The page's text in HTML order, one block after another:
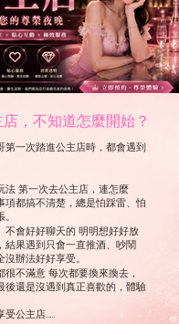
，不知道怎麼開始？
第一次踏進公主店時，都會遇到
法 第一次去公主店，連怎麼
項都搞不清楚，總是怕踩雷、怕
不會好好聊天的 明明想好好放
結果遇到只會一直推酒、吵鬧
辦法好好享受。
不滿意 每次都要換來換去，
後還是沒遇到真正喜歡的，體驗
受公主店……